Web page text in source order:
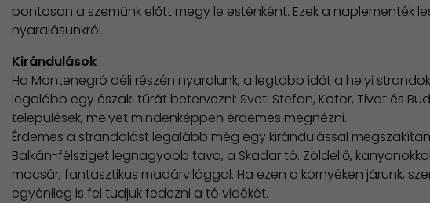
pontosan a szemünk előtt megy le esténként. Ezek a naplementék
nyaralásunkról.
Kirándulások
Ha Montenegró déli részén nyaralunk, a legtöbb időt a helyi
legalább egy északi túrát betervezni: Sveti Stefan, Kotor, Tivat és
települések, melyet mindenképpen érdemes megnézni.
​Érdemes a strandolást legalább még egy kirándulással
Balkán-félsziget legnagyobb tava, a Skadar tó. Zöldellő,
mocsár, fantasztikus madárvilággal. Ha ezen a környéken járunk,
egyénileg is fel tudjuk fedezni a tó vidékét.